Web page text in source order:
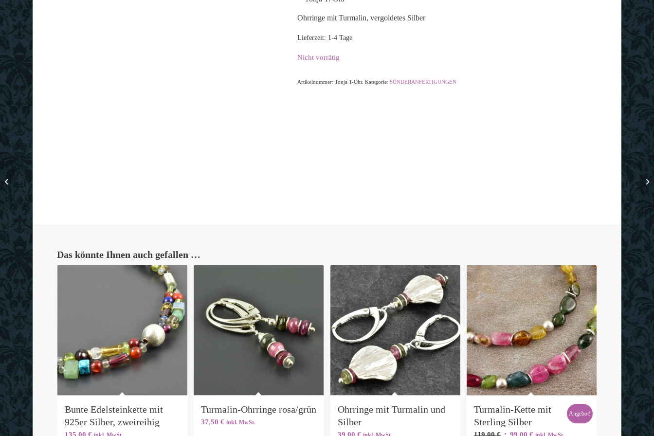
Ohrringe mit Turmalin, vergoldetes Silber
Lieferzeit: 1-4 Tage
Nicht vorrätig
Artikelnummer:Tonja T-Ohr. Kategorie:SONDERANFERTIGUNGEN
Das könnte Ihnen auch gefallen …
Bunte Edelsteinkette mit
925er Silber, zweireihig
Turmalin-Ohrringe rosa/grün
37,50€ inkl. MwSt.
Ohrringe mit Turmalin und
Silber
Turmalin-Kette mit
Sterling Silber
Ursprünglicher
Aktueller
Angebot!
Bunte Edelsteinkette mit
925er Silber, zweireihig